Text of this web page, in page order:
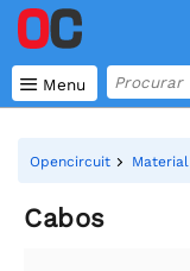
 Menu
Opencircuit Material
Cabos